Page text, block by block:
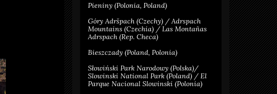
Pieniny (Polonia, Poland)
Góry Adršpach (Czechy) / Adrspach
Mountains (Czechia) / Las Montañas
Adrspach (Rep. Checa)
Bieszczady (Poland, Polonia)
Słowiński Park Narodowy (Polska)/
Slowinski National Park (Poland) / El
Parque Nacional Slowinski (Polonia)